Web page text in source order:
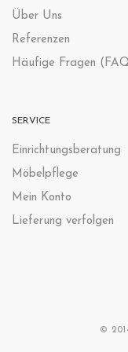
Über Uns
Referenzen
Häufige Fragen
SERVICE
Einrichtungsberatung
Möbelpflege
Mein Konto
Lieferung verfolgen
©